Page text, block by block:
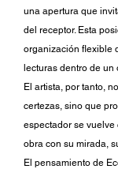
una apertura que
del receptor. Esta
organización flexible
lecturas dentro de un
El artista, por tanto,
certezas, sino que
espectador se
obra con su mirada,
El pensamiento de